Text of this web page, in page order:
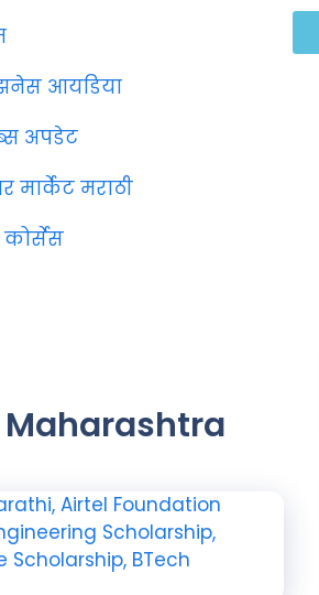
आयडिया
अपडेट
मार्केट मराठी
कोर्सेस